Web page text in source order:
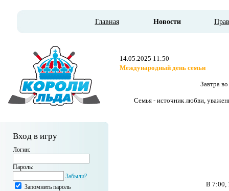
Главная Новости
Вход в игру
Логин:
Пароль:
Забыли?
Запомнить пароль
14.05.2025 11:50
Международный день семьи
Завтра
Семья - источник любви,
В 7:00,